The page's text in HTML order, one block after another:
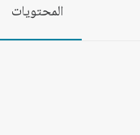
المحتويات